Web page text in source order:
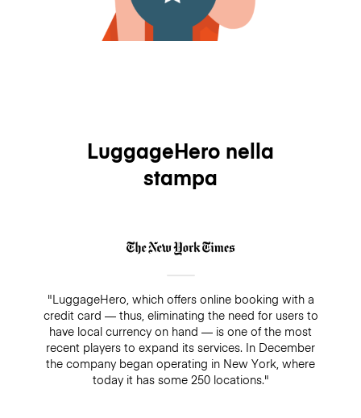
LuggageHero nella
stampa
"LuggageHero, which offers online booking with a
credit card — thus, eliminating the need for users to
have local currency on hand — is one of the most
recent players to expand its services. In December
the company began operating in New York, where
today it has some 250 locations."